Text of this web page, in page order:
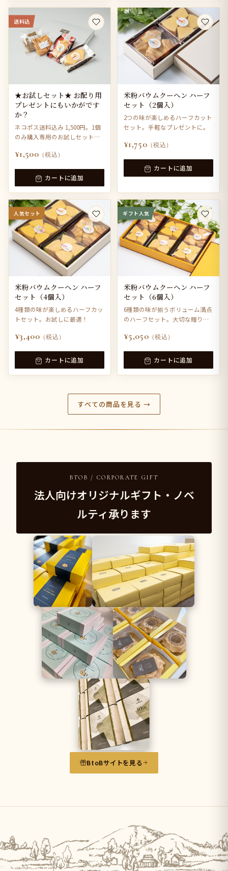
送料込
★お試しセット★ お配り用
プレゼントにもいかがです
か？
ネコポス送料込み 1,500円。1個
のみ購入専用のお試しセットで
¥1,500 （税込）
カートに追加
米粉バウムクーヘン ハーフ
セット（2個入）
2つの味が楽しめるハーフカット
セット。手軽なプレゼントに。
¥1,750 （税込）
カートに追加
人気セット
米粉バウムクーヘン ハーフ
セット（4個入）
4種類の味が楽しめるハーフカッ
トセット。お試しに最適！
¥3,400 （税込）
カートに追加
ギフト人気
米粉バウムクーヘン ハーフ
セット（6個入）
6種類の味が揃うボリューム満点
のハーフセット。大切な贈り物
¥5,050 （税込）
カートに追加
すべての商品を見る →
BTOB / CORPORATE GIFT
法人向けオリジナルギフト・ノベ
ルティ承ります
BtoBサイトを見る